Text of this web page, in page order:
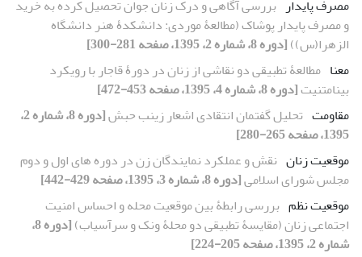
مصرف پایدار بررسی آگاهی و درک زنان جوان تحصیل کرده به خرید
و مصرف پایدار پوشاک (مطالعۀ موردی: دانشکدۀ هنر دانشگاه
الزهرا(س))[دوره 8، شماره 2، 1395، صفحه 281-300]
معنا مطالعۀ تطبیقی دو نقاشی از زنان در دورۀ قاجار با رویکرد
بینامتنیت[دوره 8، شماره 4، 1395، صفحه 453-472]
مقاومت تحلیل گفتمان انتقادی اشعار زینب حبش
[دوره 8، شماره 2،
1395، صفحه 265-280]
موقعیت زنان نقش و عملکرد نمایندگان زن در دوره‏ های اول و دوم
مجلس شورای اسلامی[دوره 8، شماره 3، 1395، صفحه 429-442]
موقعیت نظم بررسی رابطۀ بین موقعیت محله و احساس امنیت
اجتماعی زنان (مقایسۀ تطبیقی دو محلۀ ونک و سرآسیاب)
[دوره 8،
شماره 2، 1395، صفحه 205-224]